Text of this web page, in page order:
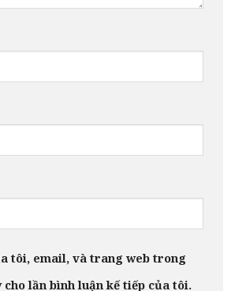
tôi, email, và trang web trong
lần bình luận kế tiếp của tôi.